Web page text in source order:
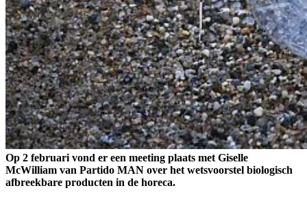
Op 2 februari vond er een meeting plaats met Giselle
McWilliam van Partido MAN over het wetsvoorstel biologisch
afbreekbare producten in de horeca.